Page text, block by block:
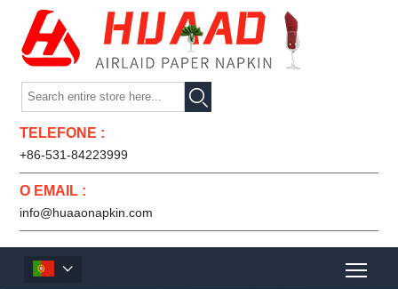

TELEFONE :
+86-531-84223999
O EMAIL :
info@huaaonapkin.com
